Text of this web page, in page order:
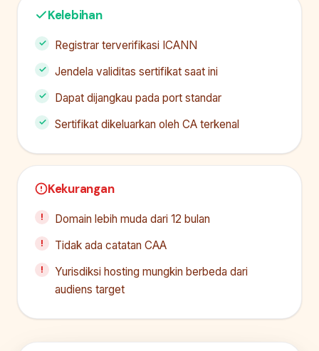
Kelebihan
Registrar terverifikasi ICANN
Jendela validitas sertifikat saat ini
Dapat dijangkau pada port standar
Sertifikat dikeluarkan oleh CA terkenal
Kekurangan
Domain lebih muda dari 12 bulan
Tidak ada catatan CAA
Yurisdiksi hosting mungkin berbeda dari
audiens target